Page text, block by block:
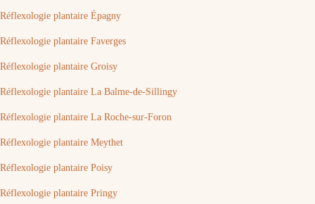
Réflexologie plantaire Épagny
Réflexologie plantaire Faverges
Réflexologie plantaire Groisy
Réflexologie plantaire La Balme-de-Sillingy
Réflexologie plantaire La Roche-sur-Foron
Réflexologie plantaire Meythet
Réflexologie plantaire Poisy
Réflexologie plantaire Pringy